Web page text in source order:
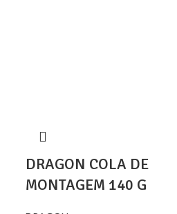
DRAGON COLA DE
MONTAGEM 140 G